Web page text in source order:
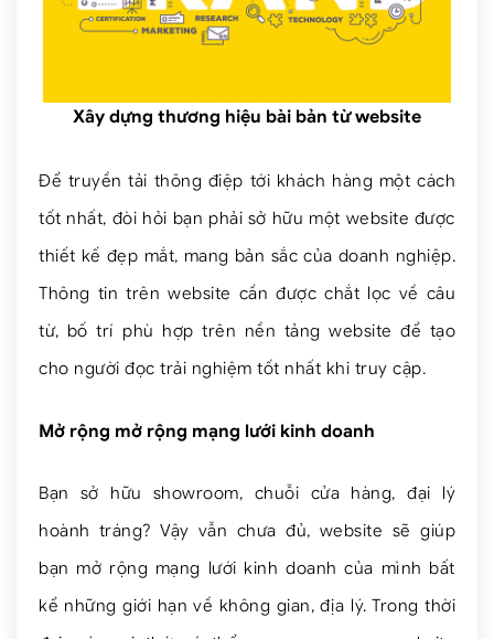
Xây dựng thương hiệu bài bản từ website
Để truyền tải thông điệp tới khách hàng một cách
tốt nhất, đòi hỏi bạn phải sở hữu một website được
thiết kế đẹp mắt, mang bản sắc của doanh nghiệp.
Thông tin trên website cần được chắt lọc về câu
từ, bố trí phù hợp trên nền tảng website để tạo
cho người đọc trải nghiệm tốt nhất khi truy cập.
Mở rộng mở rộng mạng lưới kinh doanh
Bạn sở hữu showroom, chuỗi cửa hàng, đại lý
hoành tráng? Vậy vẫn chưa đủ, website sẽ giúp
bạn mở rộng mạng lưới kinh doanh của mình bất
kể những giới hạn về không gian, địa lý. Trong thời